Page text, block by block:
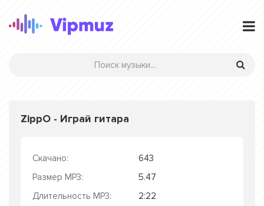
ZippO - Играй гитара
Скачано:
643
Размер MP3:
5.47
Длительность MP3:
2:22